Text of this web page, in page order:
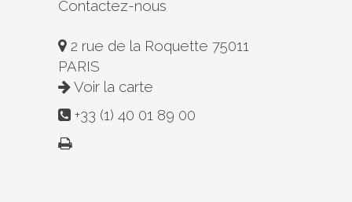
Contactez-nous
2 rue de la Roquette 75011
PARIS
Voir la carte
+33 (1) 40 01 89 00